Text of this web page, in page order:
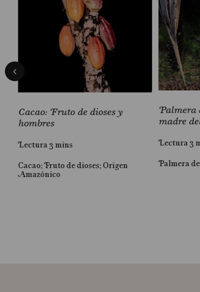
Cacao: Fruto de dioses y
hombres
Lectura 3 mins
Cacao; Fruto de dioses; Origen
Amazónico
Palmera
madre
Lectura 3
Palmera